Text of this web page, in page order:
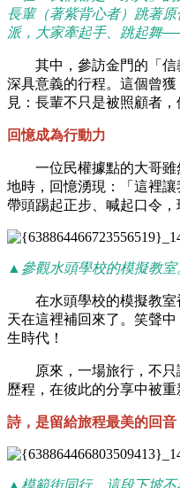
長輩（著紫背心者）跳著
派，大家牽起手、跳起舞
其中，參訪金門的「信
深具意義的行程。這個曾
見：長輩不只是被照顧者
回憶成為行動力
一位民權據點的大哥雖
地時，回憶湧現：「這裡
帶頭踢起正步、喊起口令，
▲參觀水頭學校的模擬教室
在水頭學校的模擬教室
天在這裡補回來了。笑聲
生時代！
原來，一場旅行，不只
歷程，在彼此的分享中被重
詩，是留給旅程最美的回音